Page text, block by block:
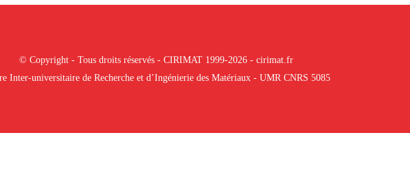
© Copyright - Tous droits réservés - CIRIMAT 1999-2026 - cirimat.fr
Inter-universitaire de Recherche et d’Ingénierie des Matériaux - UMR CNRS 5085